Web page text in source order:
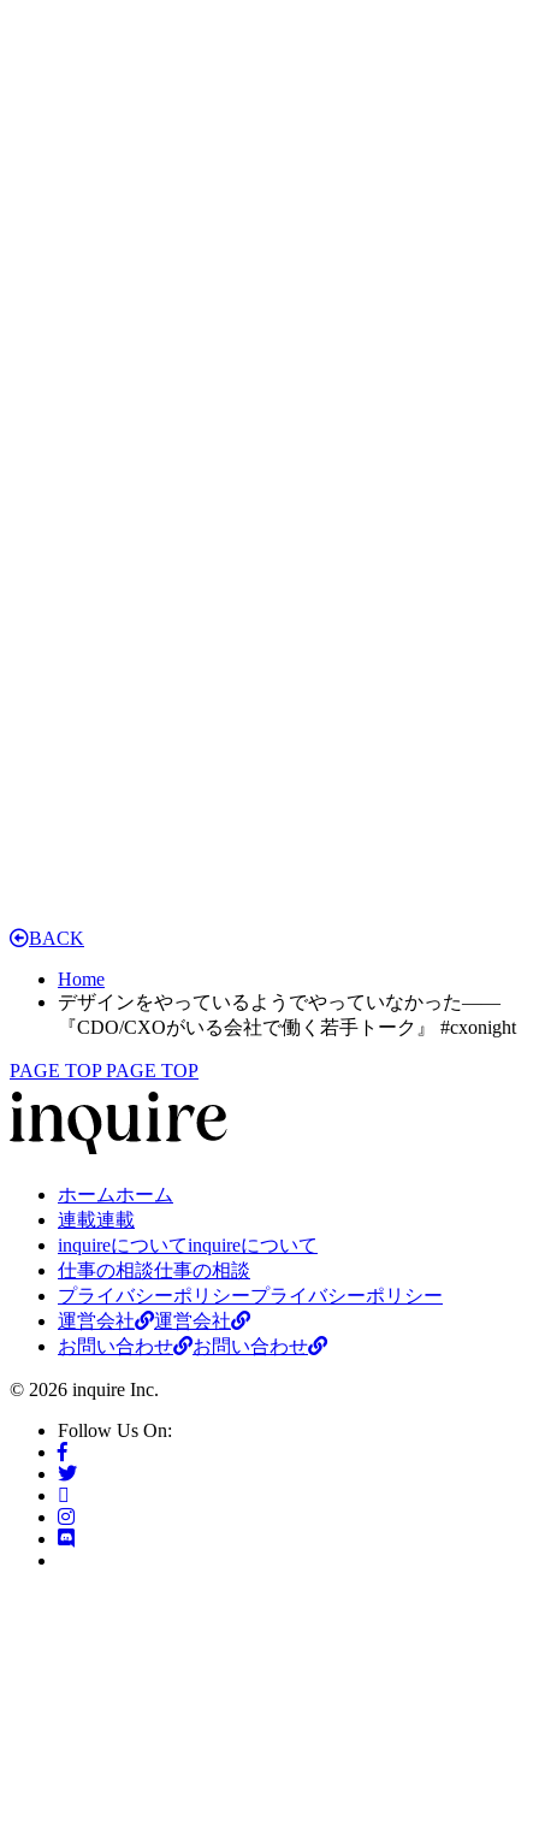
BACK
Home
デザインをやっているようでやっていなかった——
『CDO/CXOがいる会社で働く若手トーク』 #cxonight
PAGE TOP PAGE TOP
ホームホーム
連載連載
inquireについてinquireについて
仕事の相談仕事の相談
プライバシーポリシープライバシーポリシー
運営会社
運営会社
お問い合わせ
お問い合わせ
© 2026 inquire Inc.
Follow Us On: